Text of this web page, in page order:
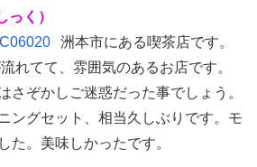
く）
洲本市にある喫茶店です。
れてて、雰囲気のあるお店です。
さぞかしご迷惑だった事でしょう。
ングセット、相当久しぶりです。モ
た。美味しかったです。